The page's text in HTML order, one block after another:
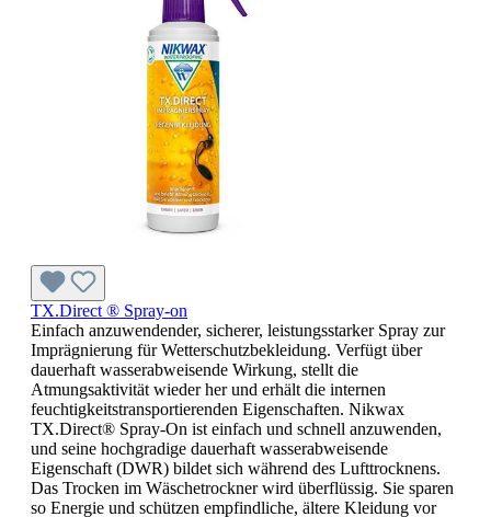
TX.Direct ® Spray-on
Einfach anzuwendender, sicherer, leistungsstarker Spray zur
Imprägnierung für Wetterschutzbekleidung. Verfügt über
dauerhaft wasserabweisende Wirkung, stellt die
Atmungsaktivität wieder her und erhält die internen
feuchtigkeitstransportierenden Eigenschaften. Nikwax
TX.Direct® Spray-On ist einfach und schnell anzuwenden,
und seine hochgradige dauerhaft wasserabweisende
Eigenschaft (DWR) bildet sich während des Lufttrocknens.
Das Trocken im Wäschetrockner wird überflüssig. Sie sparen
so Energie und schützen empfindliche, ältere Kleidung vor